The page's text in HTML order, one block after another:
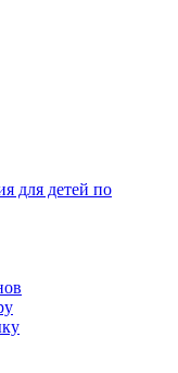
для детей по